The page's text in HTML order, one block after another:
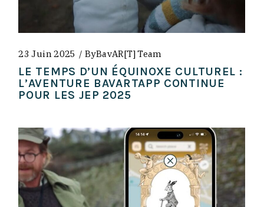
23 Juin 2025 ByBavAR[t] Team
LE TEMPS D’UN ÉQUINOXE CULTUREL :
L’AVENTURE BAVARTAPP CONTINUE
POUR LES JEP 2025